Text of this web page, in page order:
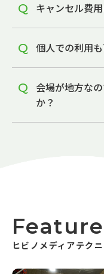
キャンセル費
個人での利用
会場が地方な
か？
Feature
ヒビノメディアテク